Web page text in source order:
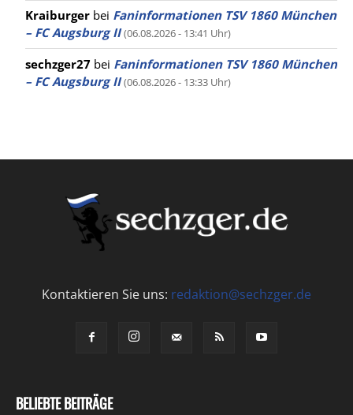
Kraiburger bei Faninformationen TSV 1860 München
– FC Augsburg II (06.08.2026 - 13:41 Uhr)
sechzger27 bei Faninformationen TSV 1860 München
– FC Augsburg II (06.08.2026 - 13:33 Uhr)
Kontaktieren Sie uns: redaktion@sechzger.de
BELIEBTE BEITRÄGE